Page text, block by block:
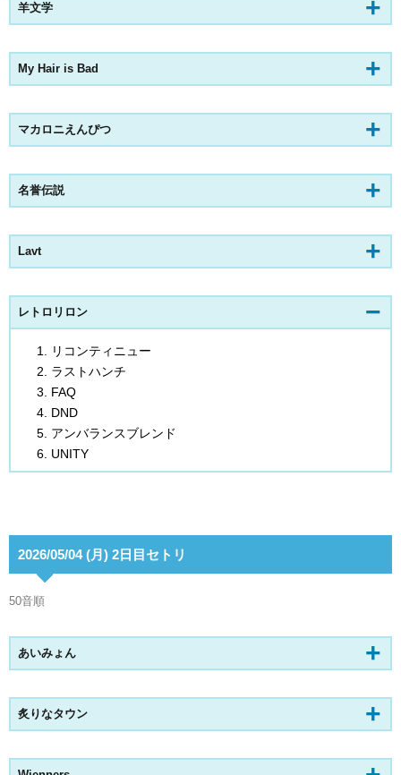
羊文学
My Hair is Bad
マカロニえんぴつ
名誉伝説
Lavt
レトロリロン
リコンティニュー
ラストハンチ
FAQ
DND
アンバランスブレンド
UNITY
2026/05/04 (月) 2日目セトリ
50音順
あいみょん
炙りなタウン